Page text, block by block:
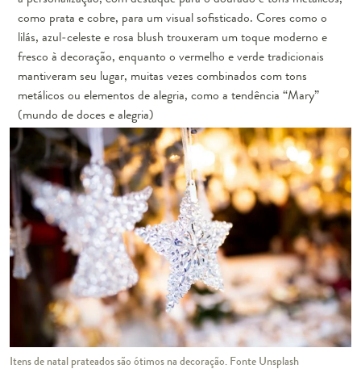
como prata e cobre, para um visual sofisticado. Cores como o
lilás, azul-celeste e rosa blush trouxeram um toque moderno e
fresco à decoração, enquanto o vermelho e verde tradicionais
mantiveram seu lugar, muitas vezes combinados com tons
metálicos ou elementos de alegria, como a tendência “Mary”
(mundo de doces e alegria)
Itens de natal prateados são ótimos na decoração. Fonte Unsplash